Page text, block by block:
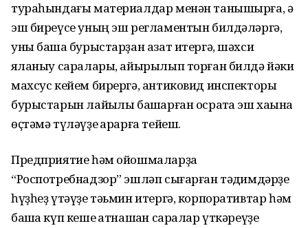
тураһындағы материалдар менән танышырға, ә
эш биреүсе уның эш регламентын билдәләргә,
уны башҡа бурыстарҙан азат итергә, шәхси
яҡланыу саралары, айырылып торған билдә йәки
махсус кейем бирергә, антиковид инспекторы
бурыстарын лайыҡлы башҡарған осраҡта эш хаҡына
өҫтәмә түләүҙе ҡарарға тейеш.
Предприятие һәм ойошмаларҙа
“Роспотребнадзор” эшләп сығарған тәҡдимдәрҙе
һүҙһеҙ үтәүҙе тәьмин итергә, корпоративтар һәм
башҡа күп кеше ҡатнашҡан саралар үткәреүҙе